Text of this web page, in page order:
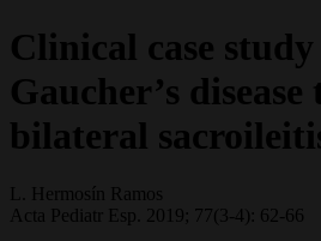
Clinical case
Gaucher’s
bilateral
L. Hermosín Ramos
Acta Pediatr Esp. 2019; 77(3-4): 62-66